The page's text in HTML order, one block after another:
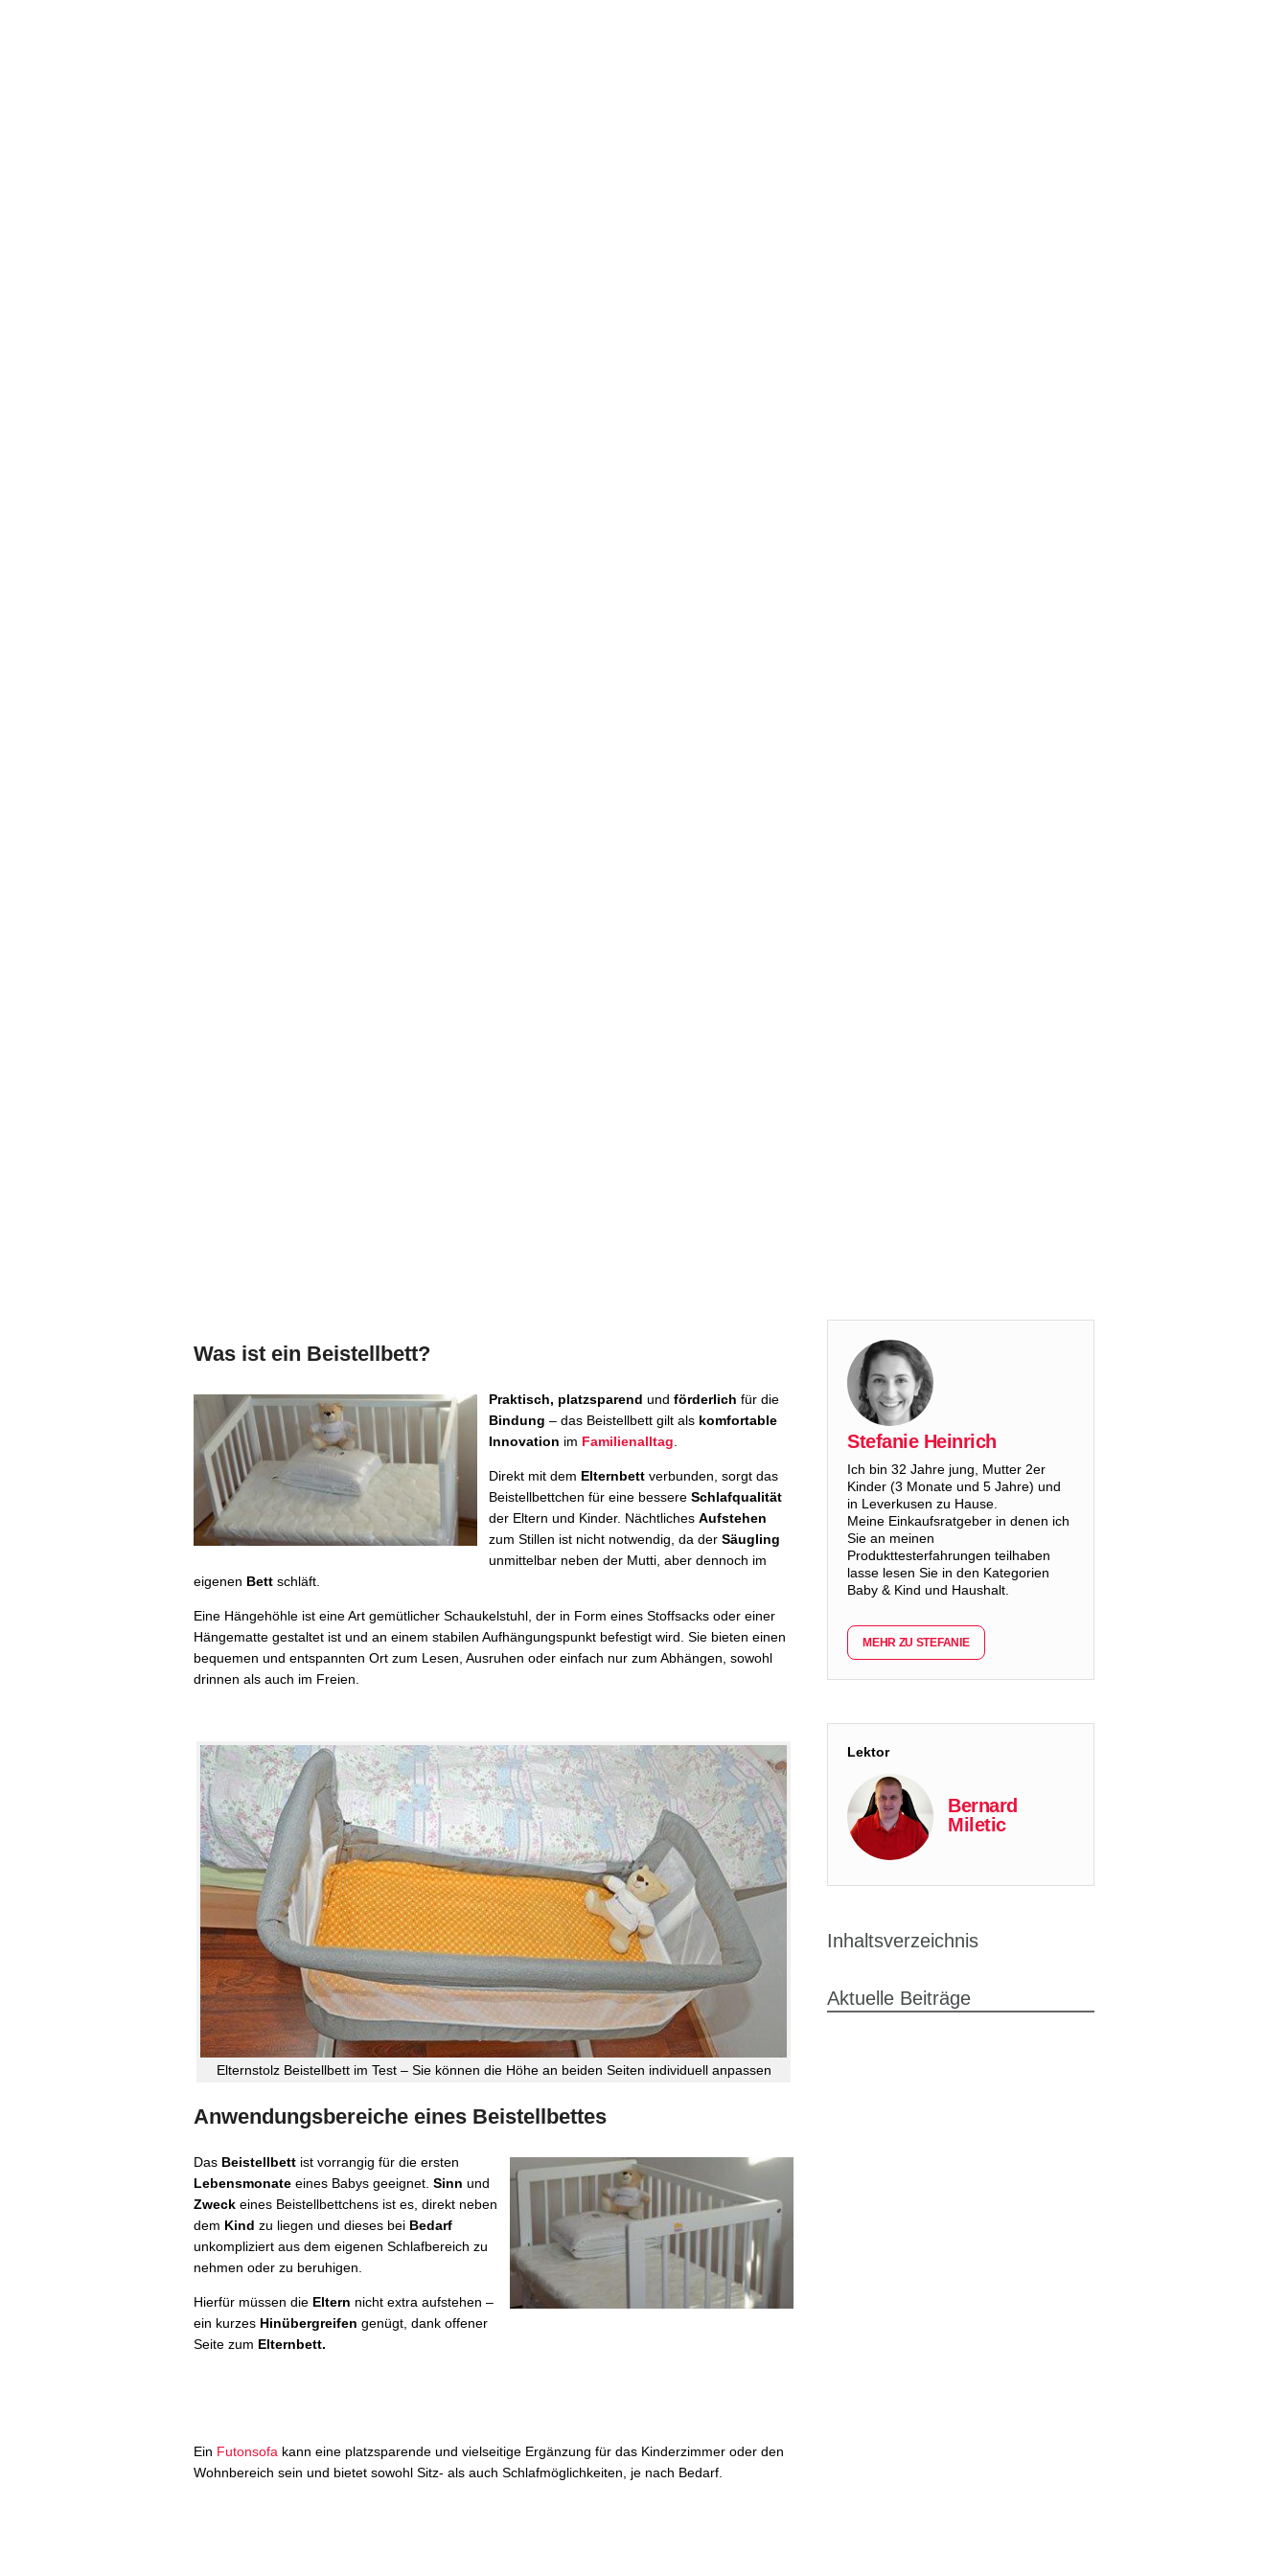
Was ist ein Beistellbett?
Praktisch, platzsparend und förderlich für die
Bindung – das Beistellbett gilt als komfortable
Innovation im Familienalltag
Direkt mit dem Elternbett verbunden, sorgt das
Beistellbettchen für eine bessere Schlafqualität
der Eltern und Kinder. Nächtliches Aufstehen
zum Stillen ist nicht notwendig, da der Säugling
unmittelbar neben der Mutti, aber dennoch im
eigenen Bett schläft.
Eine Hängehöhle ist eine Art gemütlicher Schaukelstuhl, der in Form eines Stoffsacks oder einer
Hängematte gestaltet ist und an einem stabilen Aufhängungspunkt befestigt wird. Sie bieten einen
bequemen und entspannten Ort zum Lesen, Ausruhen oder einfach nur zum Abhängen, sowohl
drinnen als auch im Freien.
Elternstolz Beistellbett im Test – Sie können die Höhe an beiden Seiten individuell anpassen
Anwendungsbereiche eines Beistellbettes
Das Beistellbett ist vorrangig für die ersten
Lebensmonate eines Babys geeignet. Sinn und
Zweck eines Beistellbettchens ist es, direkt neben
dem Kind zu liegen und dieses bei Bedarf
unkompliziert aus dem eigenen Schlafbereich zu
nehmen oder zu beruhigen.
Hierfür müssen die Eltern nicht extra aufstehen –
ein kurzes Hinübergreifen genügt, dank offener
Seite zum Elternbett.
Ein Futonsofa kann eine platzsparende und vielseitige Ergänzung für das Kinderzimmer oder den
Wohnbereich sein und bietet sowohl Sitz- als auch Schlafmöglichkeiten, je nach Bedarf.
Stefanie Heinrich
Ich bin 32 Jahre jung, Mutter 2er
Kinder (3 Monate und 5 Jahre) und
in Leverkusen zu Hause.
Meine Einkaufsratgeber in denen ich
Sie an meinen
Produkttesterfahrungen teilhaben
lasse lesen Sie in den Kategorien
Baby & Kind und Haushalt.
MEHR ZU STEFANIE
Lektor
Bernard
Miletic
Inhaltsverzeichnis
Aktuelle Beiträge